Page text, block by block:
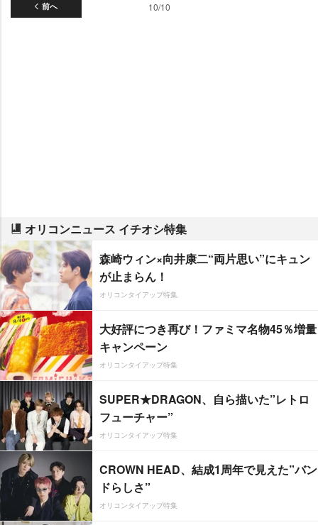
前へ 10/10
オリコンニュース イチオシ特集
森崎ウィン×向井康二“両片思い”にキュン
が止まらん！
オリコンタイアップ特集
大好評につき再び！ファミマ名物45％増量
キャンペーン
オリコンタイアップ特集
SUPER★DRAGON、自ら描いた”レトロ
フューチャー”
オリコンタイアップ特集
CROWN HEAD、結成1周年で見えた”バン
ドらしさ”
オリコンタイアップ特集